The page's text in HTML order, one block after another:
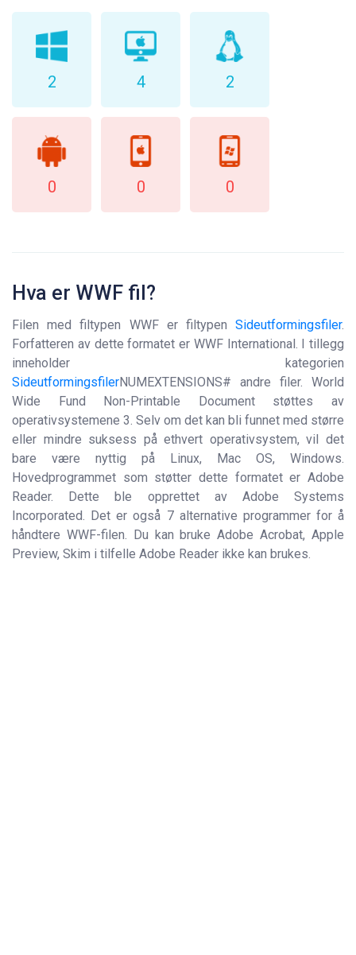
2 4 2
0 0 0
Hva er WWF fil?
Filen med filtypen WWF er filtypen Sideutformingsfiler.
Forfatteren av dette formatet er WWF International. I tillegg
inneholder kategorien
SideutformingsfilerNUMEXTENSIONS# andre filer. World
Wide Fund Non-Printable Document støttes av
operativsystemene 3. Selv om det kan bli funnet med større
eller mindre suksess på ethvert operativsystem, vil det
bare være nyttig på Linux, Mac OS, Windows.
Hovedprogrammet som støtter dette formatet er Adobe
Reader. Dette ble opprettet av Adobe Systems
Incorporated. Det er også 7 alternative programmer for å
håndtere WWF-filen. Du kan bruke Adobe Acrobat, Apple
Preview, Skim i tilfelle Adobe Reader ikke kan brukes.